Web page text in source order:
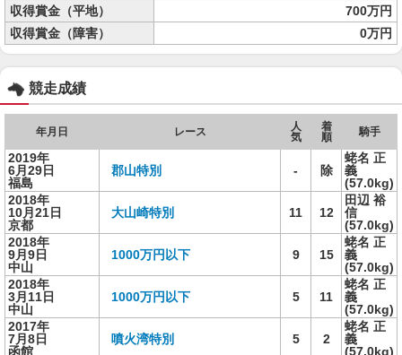
収得賞金（平地）
700万円
収得賞金（障害）
0万円
競走成績
年月日 レース
人
気
着
順
騎手
2019年
6月29日
福島
郡山特別 - 除
蛯名 正
義
(57.0kg)
2018年
10月21日
京都
大山崎特別 11 12
田辺 裕
信
(57.0kg)
2018年
9月9日
中山
1000万円以下 9 15
蛯名 正
義
(57.0kg)
2018年
3月11日
中山
1000万円以下 5 11
蛯名 正
義
(57.0kg)
2017年
7月8日
函館
噴火湾特別 5 2
蛯名 正
義
(57.0kg)